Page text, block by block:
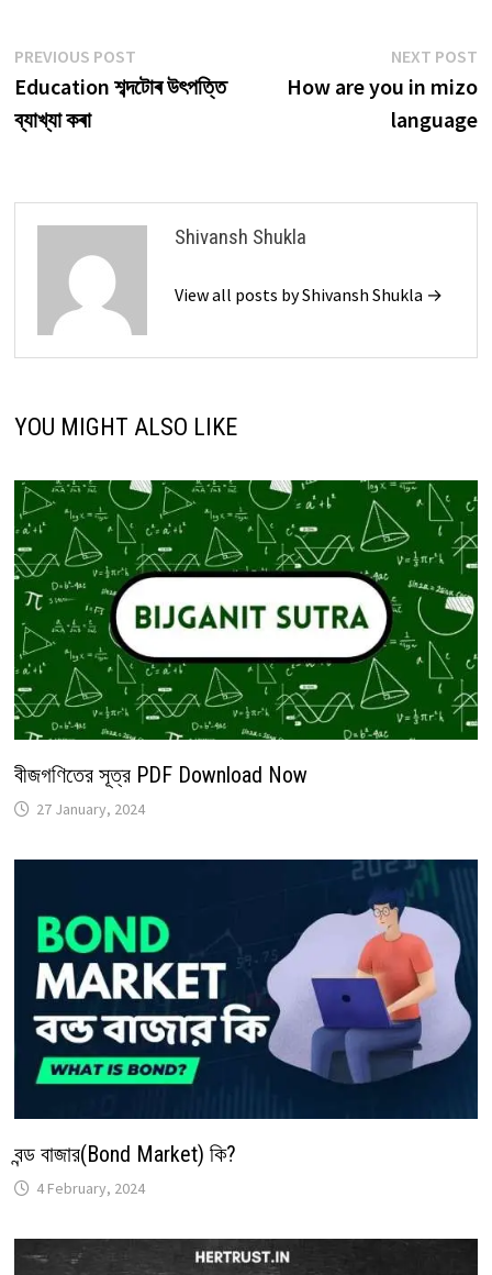
Post
navigation
PREVIOUS POSTPrevious
post:
Education শব্দটোৰ উৎপত্তি
ব্যাখ্যা কৰা
NEXT POST
How are you in mizo
language
Shivansh Shukla
View all posts by Shivansh Shukla →
YOU MIGHT ALSO LIKE
বীজগণিতের সূত্র PDF Download Now
27 January, 2024
বন্ড বাজার(Bond Market) কি?
4 February, 2024